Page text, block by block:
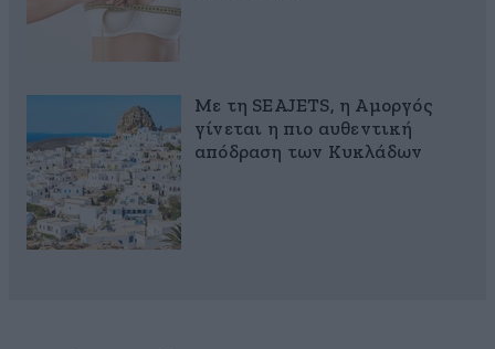
Με τη SEAJETS, η Αμοργός
γίνεται η πιο αυθεντική
απόδραση των Κυκλάδων